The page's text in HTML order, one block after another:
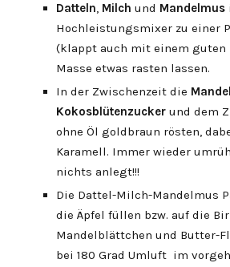
Datteln, Milch und Mandelmus
Hochleistungsmixer zu einer
(klappt auch mit einem guten
Masse etwas rasten lassen.
In der Zwischenzeit die
Kokosblütenzucker und dem
ohne Öl goldbraun rösten,
Karamell. Immer wieder
nichts anlegt!!!
Die Dattel-Milch-Mandelmus
die Äpfel füllen bzw. auf die
Mandelblättchen und Butter-
bei 180 Grad Umluft im